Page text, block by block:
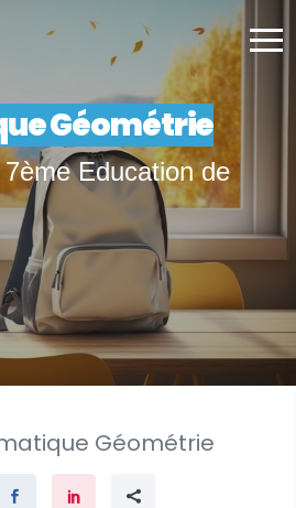
Géométrie
Education de
Géométrie